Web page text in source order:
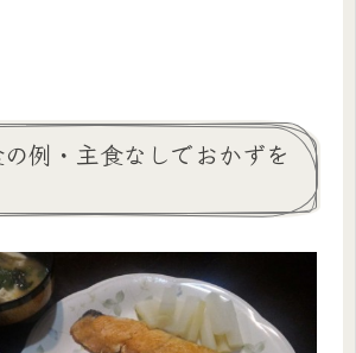
例・主食なしでおかずを